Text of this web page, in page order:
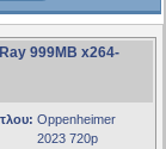
999MB x264-
Oppenheimer
2023 720p